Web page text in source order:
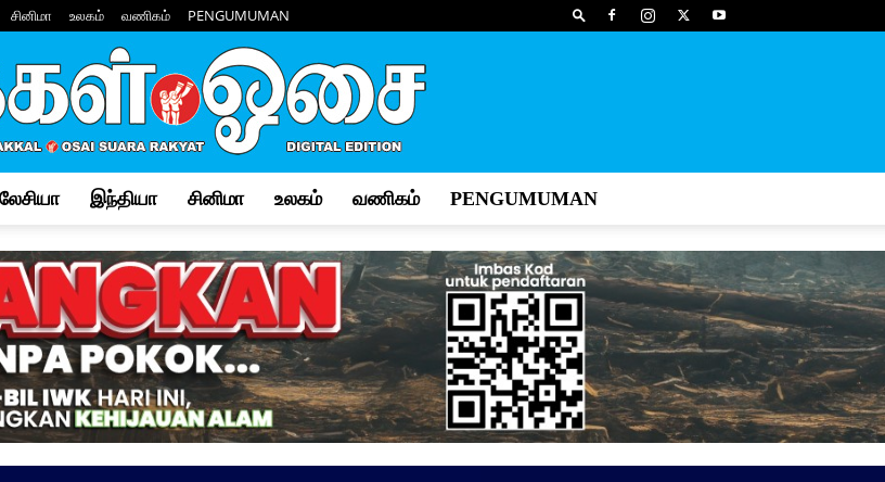
சினிமா உலகம் வணிகம் PENGUMUMAN
Osai
இந்தியா சினிமா உலகம் வணிகம் PENGUMUMAN